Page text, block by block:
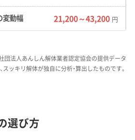
部の崖地や道が狭い場所では、
手で壊す「手壊し解体」になっ
めの低振動工法や、地面を掘
21,200～43,200 円
団法人あんしん解体業者認定協会の提供データ
スッキリ解体が独自に分析・算出したものです。
選び方